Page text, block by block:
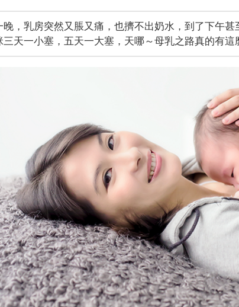
晚，乳房突然又脹又痛，也擠不出奶水，到了下午
三天一小塞，五天一大塞，天哪～母乳之路真的有這